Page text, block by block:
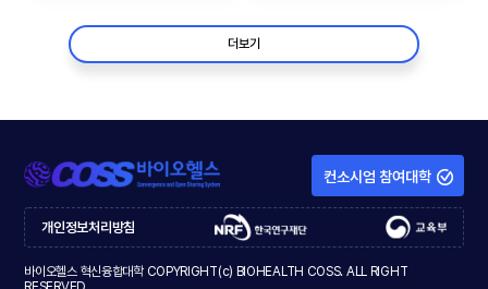
더보기
개인정보처리방침
바이오헬스 혁신융합대학 COPYRIGHT(c) BIOHEALTH COSS. ALL RIGHT
컨소시엄 참여대학